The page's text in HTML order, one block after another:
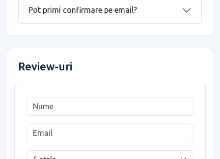
Pot primi confirmare pe email?
Review-uri